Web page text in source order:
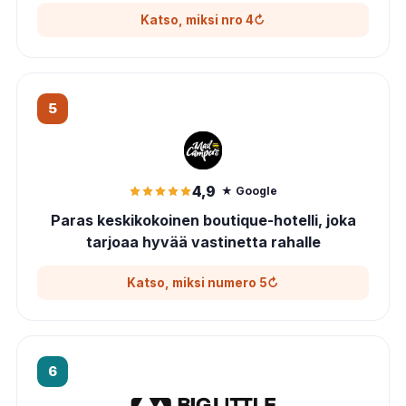
Katso, miksi nro 4↻
Johtaa kasvotusten vahvistetun Rankers-alustan arviointia
4,9/5 (yli 260 arvostelua) ja tarjoaa aidon henkilökohtaisen
konsultoinnin ennen matkaa
Uudemmat, itsenäisesti toimivat, verkosta riippumattomat
matkailuautot, joissa on aurinkopaneelit, diesel-lämmitin,
rajoittamaton ajokilometrimäärä sekä mukana tuolit, pöytä ja
Curated Fleet yhdistää omat Sunrise-pakettiautonsa
korkealaatuisiin McRent- ja Star RV-matkailuautoihin; ikäraja
5
4,9 ★ Google
Paras keskikokoinen boutique-hotelli, joka
tarjoaa hyvää vastinetta rahalle
Katso, miksi numero 5↻
Uuden-Seelannin omistuksessa vuodesta 2017 lähtien,
kasvanut noin 200 pakettiautoon; noin 4,9 tähteä
Googlessa ja noin 93 %:n hyväksyntä Rankers-palvelussa,
6